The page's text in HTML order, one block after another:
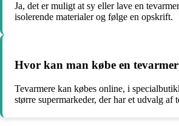
Ja, det er muligt at sy eller lave en
isolerende materialer og følge en opskrift.
Hvor kan man købe en
Tevarmere kan købes online, i
større supermarkeder, der har et udvalg af